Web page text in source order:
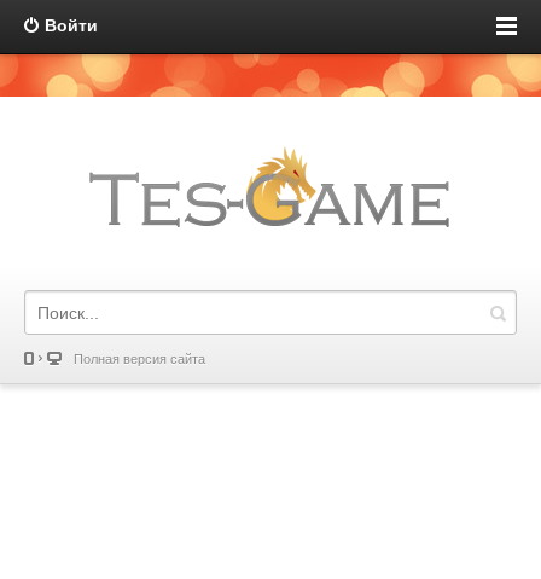
Войти
Полная версия сайта